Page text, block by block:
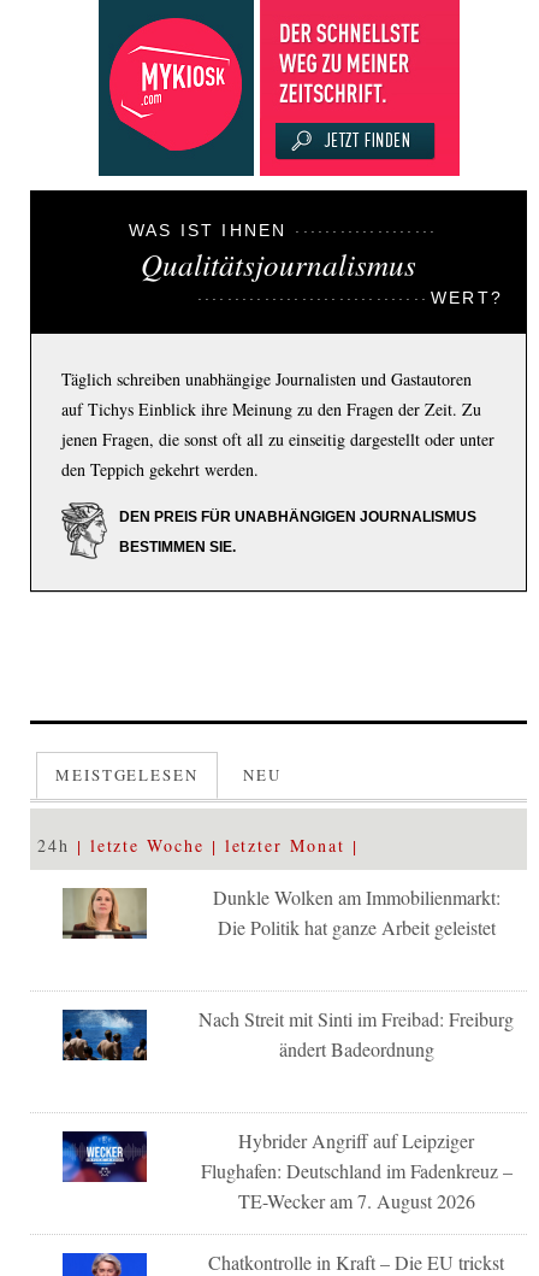
WAS IST IHNEN
Qualitätsjournalismus
WERT?
Täglich schreiben unabhängige Journalisten und Gastautoren
auf Tichys Einblick ihre Meinung zu den Fragen der Zeit. Zu
jenen Fragen, die sonst oft all zu einseitig dargestellt oder unter
den Teppich gekehrt werden.
DEN PREIS FÜR UNABHÄNGIGEN JOURNALISMUS
BESTIMMEN SIE.
MEISTGELESEN NEU
24h letzte Woche letzter Monat
Dunkle Wolken am Immobilienmarkt:
Die Politik hat ganze Arbeit geleistet
Nach Streit mit Sinti im Freibad: Freiburg
ändert Badeordnung
Hybrider Angriff auf Leipziger
Flughafen: Deutschland im Fadenkreuz –
TE-Wecker am 7. August 2026
Chatkontrolle in Kraft – Die EU trickst